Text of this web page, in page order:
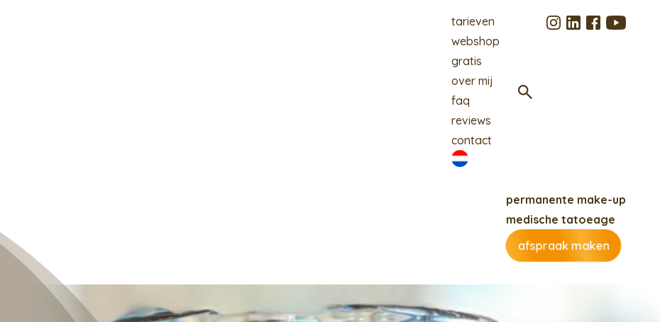
tarieven
webshop
gratis
over mij
faq
reviews
contact
permanente make-up
medische tatoeage
afspraak maken